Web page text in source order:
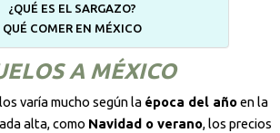
¿QUÉ ES EL SARGAZO?
QUÉ COMER EN MÉXICO
A MÉXICO
varía mucho según la época del añoen la
alta, como Navidad o verano, los precios